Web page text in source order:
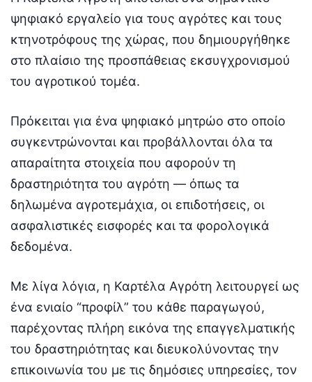
ψηφιακό εργαλείο για τους αγρότες και τους
κτηνοτρόφους της χώρας, που δημιουργήθηκε
στο πλαίσιο της προσπάθειας εκσυγχρονισμού
του αγροτικού τομέα.
Πρόκειται για ένα ψηφιακό μητρώο στο οποίο
συγκεντρώνονται και προβάλλονται όλα τα
απαραίτητα στοιχεία που αφορούν τη
δραστηριότητα του αγρότη — όπως τα
δηλωμένα αγροτεμάχια, οι επιδοτήσεις, οι
ασφαλιστικές εισφορές και τα φορολογικά
δεδομένα.
Με λίγα λόγια, η Καρτέλα Αγρότη λειτουργεί ως
ένα ενιαίο “προφίλ” του κάθε παραγωγού,
παρέχοντας πλήρη εικόνα της επαγγελματικής
του δραστηριότητας και διευκολύνοντας την
επικοινωνία του με τις δημόσιες υπηρεσίες, τον